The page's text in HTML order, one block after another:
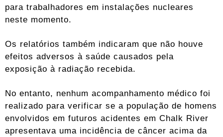
para trabalhadores em instalações nucleares
neste momento.
Os relatórios também indicaram que não houve
efeitos adversos à saúde causados ​​pela
exposição à radiação recebida.
No entanto, nenhum acompanhamento médico foi
realizado para verificar se a população de homens
envolvidos em futuros acidentes em Chalk River
apresentava uma incidência de câncer acima da